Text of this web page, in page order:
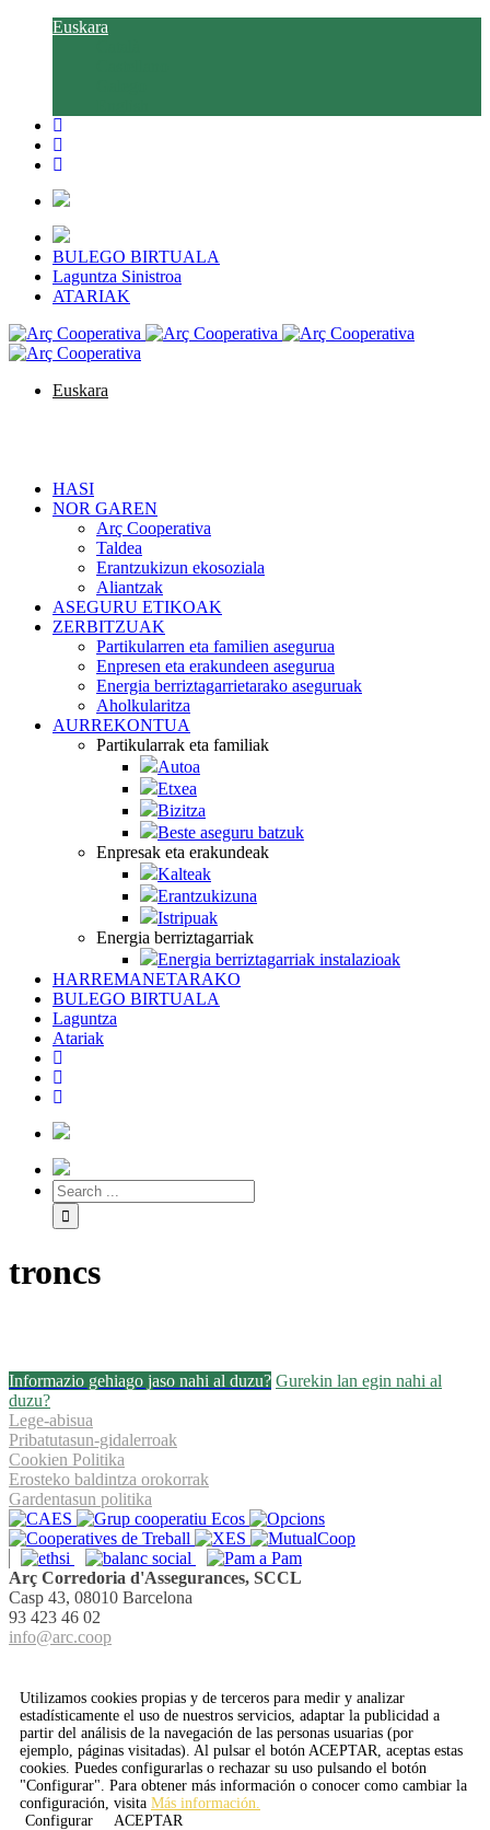
Euskara
BULEGO BIRTUALA
Laguntza Sinistroa
ATARIAK
Euskara
HASI
NOR GAREN
Arç Cooperativa
Taldea
Erantzukizun ekosoziala
Aliantzak
ASEGURU ETIKOAK
ZERBITZUAK
Partikularren eta familien asegurua
Enpresen eta erakundeen asegurua
Energia berriztagarrietarako aseguruak
Aholkularitza
AURREKONTUA
Partikularrak eta familiak
Autoa
Etxea
Bizitza
Beste aseguru batzuk
Enpresak eta erakundeak
Kalteak
Erantzukizuna
Istripuak
Energia berriztagarriak
Energia berriztagarriak instalazioak
HARREMANETARAKO
BULEGO BIRTUALA
Laguntza
Atariak
troncs
Informazio gehiago jaso nahi al duzu? Gurekin lan egin nahi al
duzu?
Lege-abisua
Pribatutasun-gidalerroak
Cookien Politika
Erosteko baldintza orokorrak
Gardentasun politika
Arç Corredoria d'Assegurances, SCCL
Casp 43, 08010 Barcelona
93 423 46 02
info@arc.coop
Utilizamos cookies propias y de terceros para medir y analizar
estadísticamente el uso de nuestros servicios, adaptar la publicidad a
partir del análisis de la navegación de las personas usuarias (por
ejemplo, páginas visitadas). Al pulsar el botón ACEPTAR , aceptas estas
cookies. Puedes configurarlas o rechazar su uso pulsando el botón
"Configurar". Para obtener más información o conocer como cambiar la
configuración, visita Más información.
Configurar
ACEPTAR